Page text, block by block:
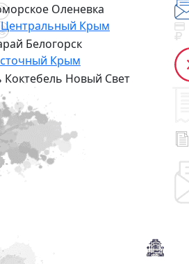
Оленевка
Центральный Крым
Белогорск
Крым
Коктебель Новый Свет